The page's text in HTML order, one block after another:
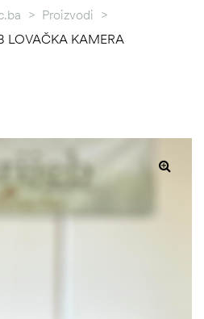
> Proizvodi >
LOVAČKA KAMERA